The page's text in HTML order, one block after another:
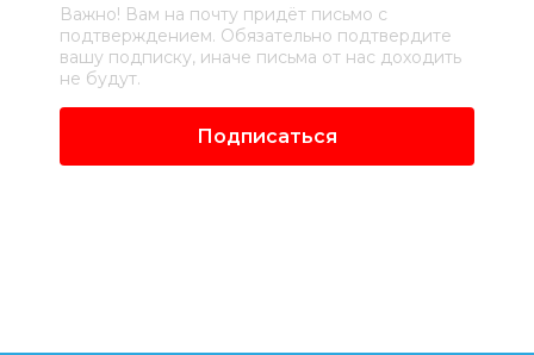
Важно! Вам на почту придёт письмо с
подтверждением. Обязательно подтвердите
вашу подписку, иначе письма от нас доходить
не будут.
Подписаться